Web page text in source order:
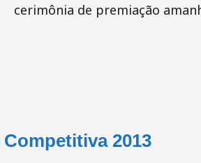
cerimônia de premiação
2013